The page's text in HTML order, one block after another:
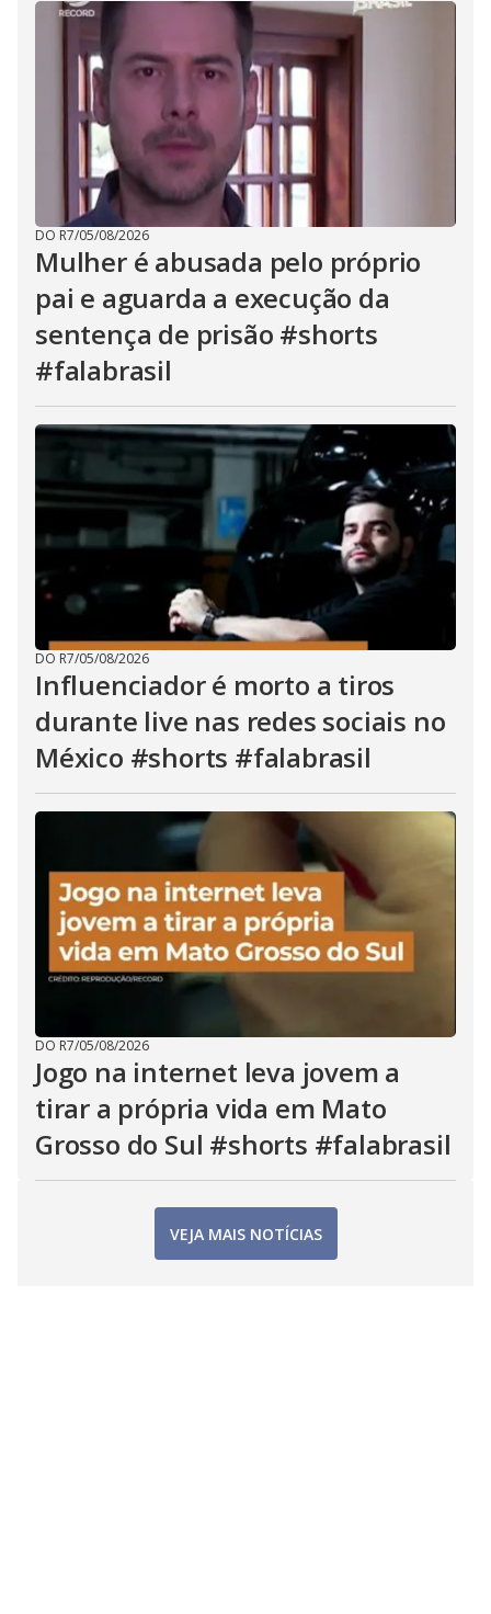
DO R7/05/08/2026
Mulher é abusada pelo próprio
pai e aguarda a execução da
sentença de prisão #shorts
#falabrasil
DO R7/05/08/2026
Influenciador é morto a tiros
durante live nas redes sociais no
México #shorts #falabrasil
DO R7/05/08/2026
Jogo na internet leva jovem a
tirar a própria vida em Mato
Grosso do Sul #shorts #falabrasil
VEJA MAIS NOTÍCIAS